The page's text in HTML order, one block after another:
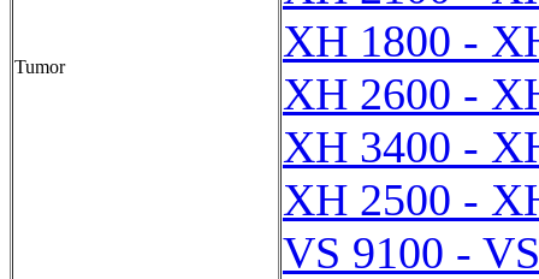
Tumor
XH 1800 -
XH 2600 -
XH 3400 -
XH 2500 -
VS 9100 -